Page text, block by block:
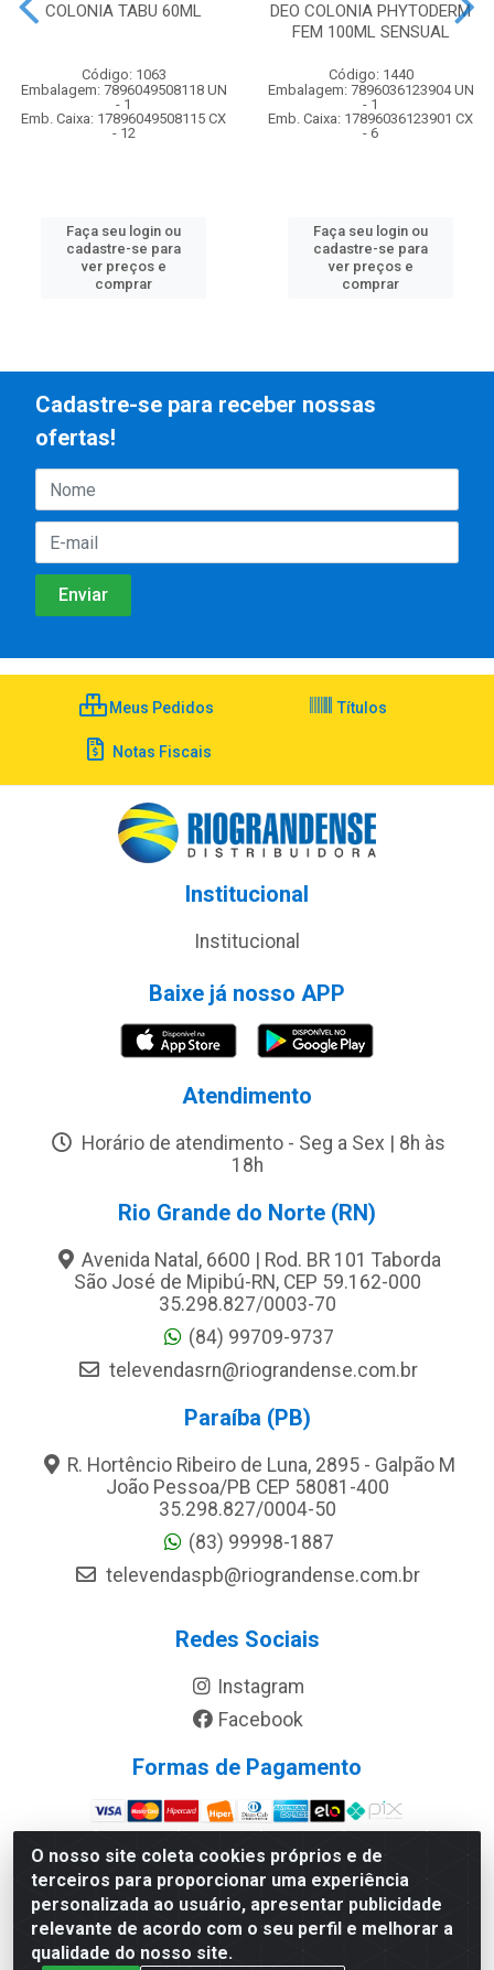
COLONIA TABU 60ML
Código: 1063
Embalagem: 7896049508118 UN
- 1
Emb. Caixa: 17896049508115 CX
- 12
Faça seu login ou
cadastre-se para
ver preços e
comprar
DEO COLONIA PHYTODERM
FEM 100ML SENSUAL
Código: 1440
Embalagem: 7896036123904 UN
- 1
Emb. Caixa: 17896036123901 CX
- 6
Faça seu login ou
cadastre-se para
ver preços e
comprar
O nosso site coleta cookies próprios e de
terceiros para proporcionar uma experiência
personalizada ao usuário, apresentar publicidade
relevante de acordo com o seu perfil e melhorar a
qualidade do nosso site.
Cadastre-se para receber nossas
ofertas!
Meus Pedidos Títulos
Notas Fiscais
Institucional
Institucional
Baixe já nosso APP
Atendimento
Horário de atendimento - Seg a Sex | 8h às
18h
Rio Grande do Norte (RN)
Avenida Natal, 6600 | Rod. BR 101 Taborda
São José de Mipibú-RN, CEP 59.162-000
35.298.827/0003-70
(84) 99709-9737
televendasrn@riograndense.com.br
Paraíba (PB)
R. Hortêncio Ribeiro de Luna, 2895 - Galpão M
João Pessoa/PB CEP 58081-400
35.298.827/0004-50
(83) 99998-1887
televendaspb@riograndense.com.br
Redes Sociais
Instagram
Facebook
Formas de Pagamento
Site Seguro